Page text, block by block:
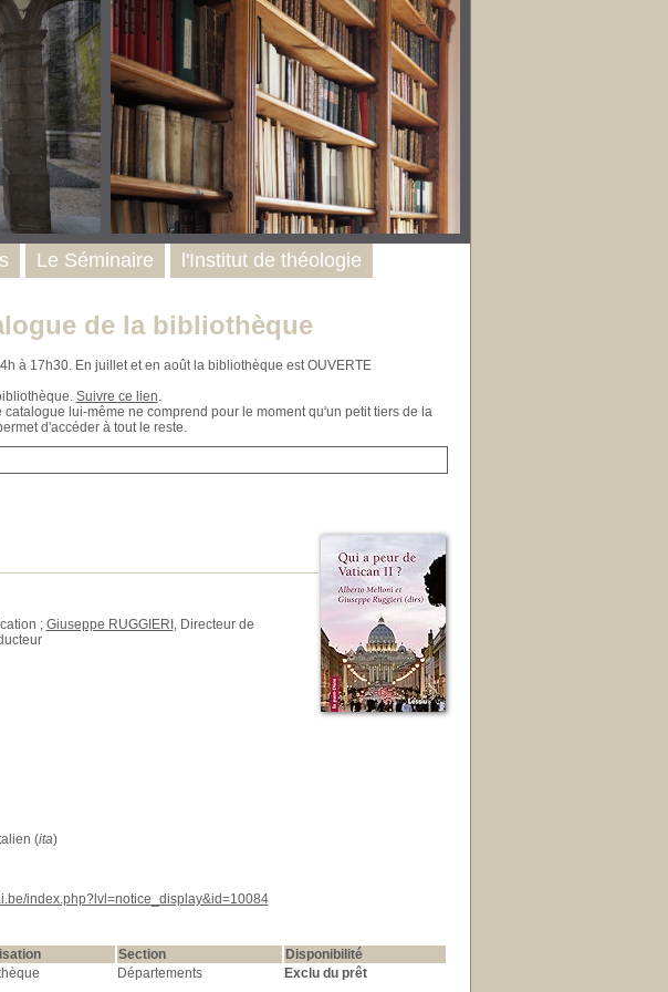
de la bibliothèque
à 17h30. En juillet et en août la bibliothèque est OUVERTE
Suivre ce lien.
lui-même ne comprend pour le moment qu'un petit tiers de la
d'accéder à tout le reste.
; Giuseppe RUGGIERI , Directeur de
(ita)
index.php?lvl=notice_display&id=10084
Section
Disponibilité
Départements Exclu du prêt
Le Séminaire l'Institut de théologie